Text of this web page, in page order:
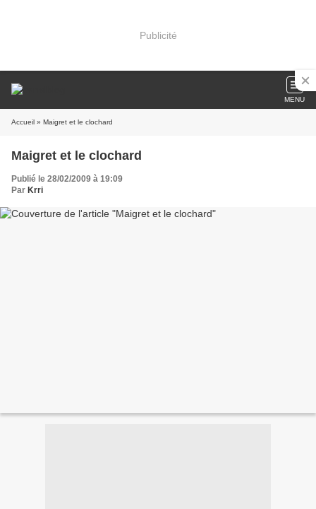
Publicité
MENU
Accueil » Maigret et le clochard
Maigret et le clochard
Publié le 28/02/2009 à 19:09
Par Krri